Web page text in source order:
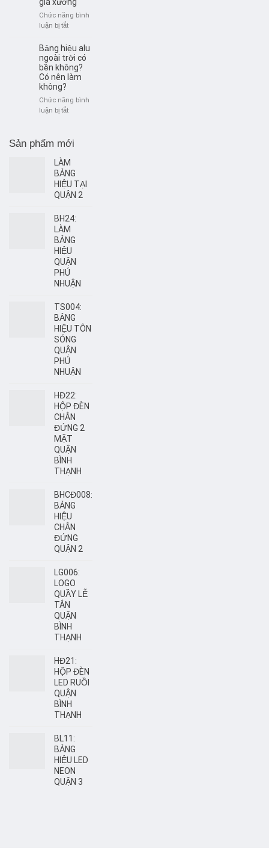
Thạnh
–
Giải
quảng
cáo
hiện
đại,
giá xưởng
Chức năng bình
luận bị tắtở
bảng
hiệu
quảng
cáo
Thạnh
nhanh,
giá
xưởng
Bảng hiệu alu
ngoài trời có
bền không?
Có nên làm
không?
Chức năng bình
luận bị tắtở
alu
trời
có
bền
không?
làm
không?
Sản phẩm mới
LÀM
BẢNG
HIỆU TẠI
QUẬN 2
BH24:
LÀM
BẢNG
HIỆU
QUẬN
PHÚ
NHUẬN
TS004:
BẢNG
HIỆU TÔN
SÓNG
QUẬN
PHÚ
NHUẬN
HĐ22:
HỘP ĐÈN
CHÂN
ĐỨNG 2
MẶT
QUẬN
BÌNH
THẠNH
BHCĐ008:
BẢNG
HIỆU
CHÂN
ĐỨNG
QUẬN 2
LG006:
LOGO
QUẦY LỄ
TÂN
QUẬN
BÌNH
THẠNH
HĐ21:
HỘP ĐÈN
LED RUỒI
QUẬN
BÌNH
THẠNH
BL11:
BẢNG
HIỆU LED
NEON
QUẬN 3